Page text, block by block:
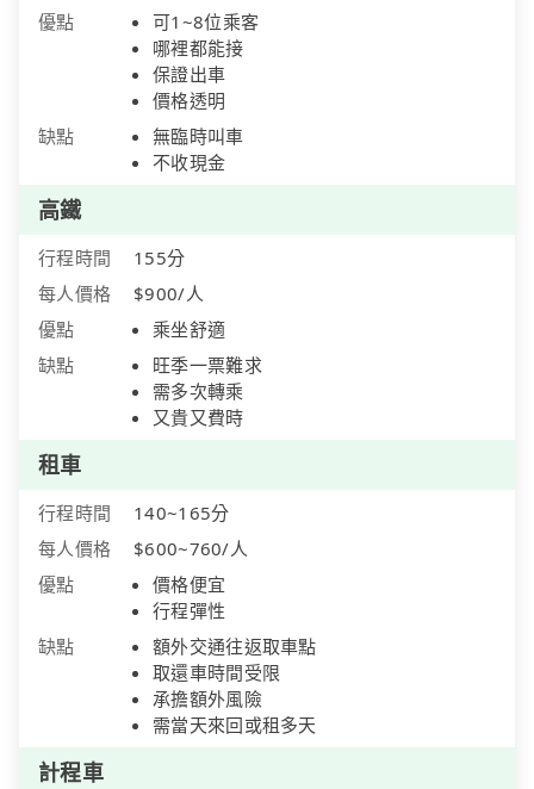
優點
可1~8位乘客
哪裡都能接
保證出車
價格透明
缺點
無臨時叫車
不收現金
高鐵
行程時間
155分
每人價格
$900/人
優點
乘坐舒適
缺點
旺季一票難求
需多次轉乘
又貴又費時
租車
行程時間
140~165分
每人價格
$600~760/人
優點
價格便宜
行程彈性
缺點
額外交通往返取車點
取還車時間受限
承擔額外風險
需當天來回或租多天
計程車